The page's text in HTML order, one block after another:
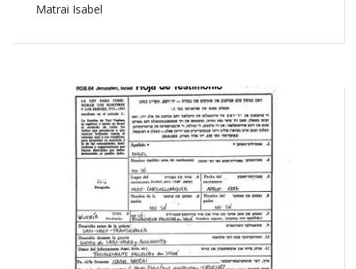
Matrai Isabel